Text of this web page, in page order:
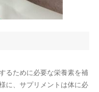
るために必要な栄養素を補
に、サプリメントは体に必